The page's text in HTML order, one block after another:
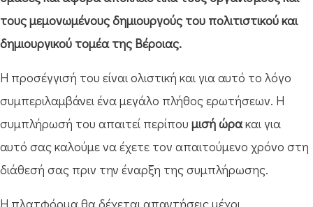
τους μεμονωμένους δημιουργούς του πολιτιστικού και
δημιουργικού τομέα της Βέροιας.
Η προσέγγισή του είναι ολιστική και για αυτό το λόγο
συμπεριλαμβάνει ένα μεγάλο πλήθος ερωτήσεων. Η
συμπλήρωσή του απαιτεί περίπου μισή ώρακαι για
αυτό σας καλούμε να έχετε τον απαιτούμενο χρόνο στη
διάθεσή σας πριν την έναρξη της συμπλήρωσης.
Η πλατφόρμα θα δέχεται απαντήσεις μέχρι